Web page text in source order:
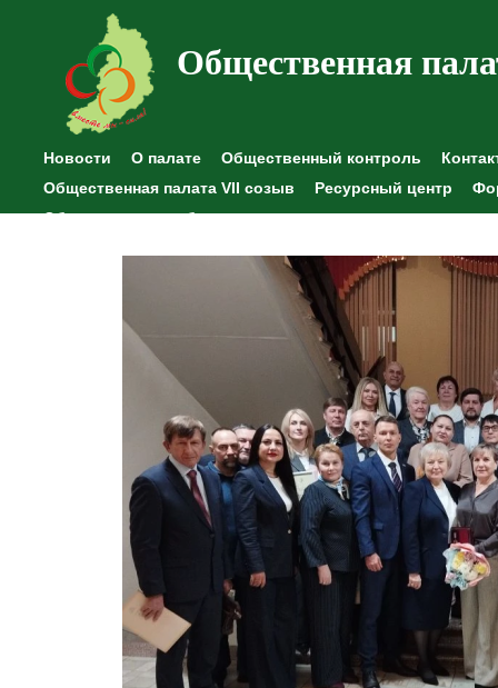
Общественная
Новости О палате Общественный контроль
Общественная палата VII созыв
Ресурсный центр
Общественные наблюдения